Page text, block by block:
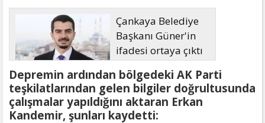
Çankaya Belediye
Başkanı Güner'in
ifadesi ortaya çıktı
Depremin ardından bölgedeki AK Parti
teşkilatlarından gelen bilgiler doğrultusunda
çalışmalar yapıldığını aktaran Erkan
Kandemir, şunları kaydetti: